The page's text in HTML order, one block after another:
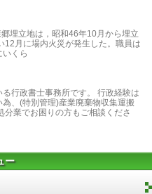
埋立地は，昭和46年10月から埋立
月に場内火災が発生した。職員は
くら
行政書士事務所です。 行政経験は
、(特別管理)産業廃棄物収集運搬
業でお困りの方もご相談くださ
ー